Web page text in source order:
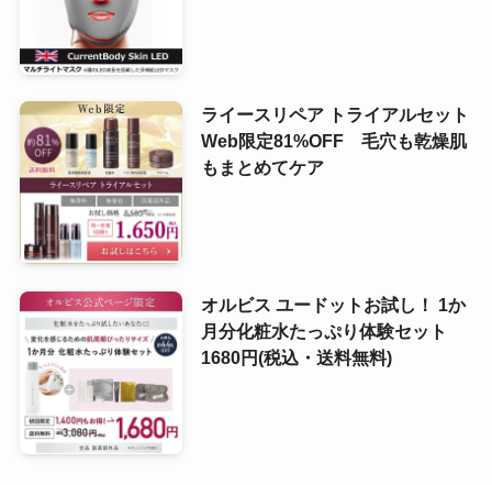
ライースリペア トライアルセット
Web限定81%OFF 毛穴も乾燥肌
もまとめてケア
オルビス ユードットお試し！ 1か
月分化粧水たっぷり体験セット
1680円(税込・送料無料)